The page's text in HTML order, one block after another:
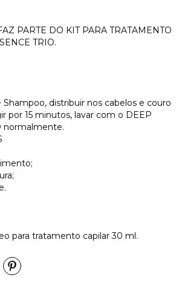
PARTE DO KIT PARA TRATAMENTO
TRIO.
distribuir nos cabelos e couro
por 15 minutos, lavar com o DEEP
normalmente.
para tratamento capilar 30 ml.